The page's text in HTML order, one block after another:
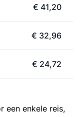
€ 41,20
€ 32,96
€ 24,72
een enkele reis,